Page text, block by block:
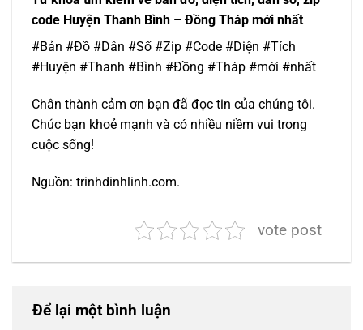
code Huyện Thanh Bình – Đồng Tháp mới nhất
#Bản #Đồ #Dân #Số #Zip #Code #Diện #Tích
#Huyện #Thanh #Bình #Đồng #Tháp #mới #nhất
Chân thành cảm ơn bạn đã đọc tin của chúng tôi.
Chúc bạn khoẻ mạnh và có nhiều niềm vui trong
cuộc sống!
Nguồn: trinhdinhlinh.com.
vote post
Để lại một bình luận